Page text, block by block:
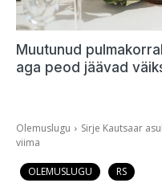
Muutunud
aga peod jäävad